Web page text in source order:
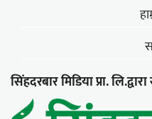
सिंहदरबार मिडिया प्रा.